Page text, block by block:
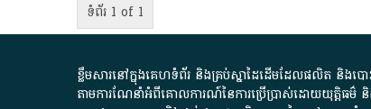
ទំព័រ 1 of 1
ខ្លឹមសារ​នៅ​ក្នុង​គេហទំព័រ និង​គ្រប់​ស្នា​ដៃ​ដើម​ដែល​ផលិត​ និង​បោ
តាមការ​ណែនាំ​អំពី​គោលការណ៍​នៃ​ការ​ប្រើប្រាស់​ដោយ​យុត្តិធម៌​